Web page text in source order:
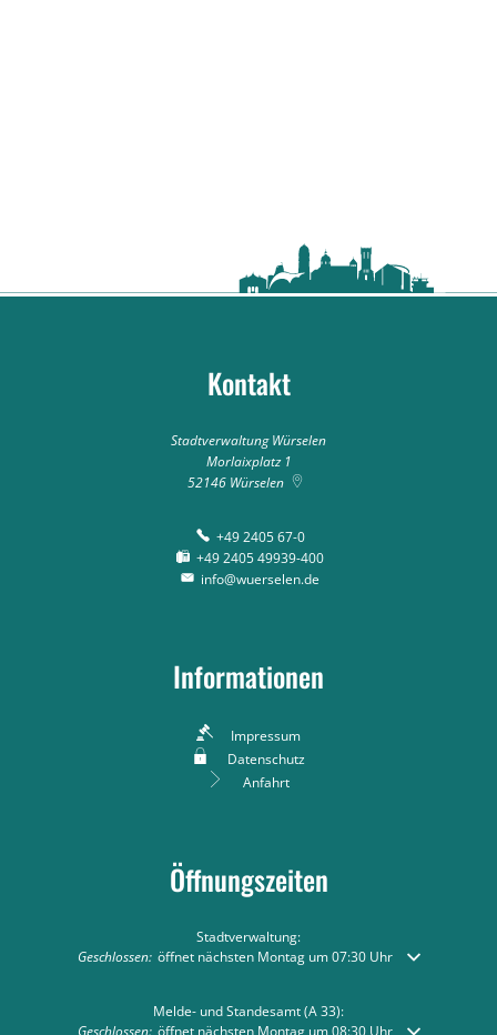
Kontakt
Stadtverwaltung Würselen
Morlaixplatz 1
52146 Würselen
+49 2405 67-0
+49 2405 49939-400
info@wuerselen.de
Informationen
Impressum
Datenschutz
Anfahrt
Öffnungszeiten
Stadtverwaltung:
Klicken, um weitere Öffnungs- oder Schließzeiten auszublenden
Geschlossen: öffnet nächsten Montag um 07:30 Uhr
Melde- und Standesamt (A 33):
Klicken, um weitere Öffnungs- oder Schließzeiten auszublenden
Geschlossen: öffnet nächsten Montag um 08:30 Uhr